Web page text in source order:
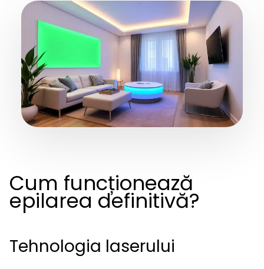
Cum funcționează
epilarea definitivă?
Tehnologia laserului